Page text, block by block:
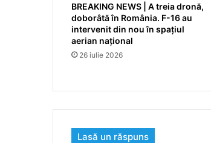
BREAKING NEWS | A treia dronă,
doborâtă în România. F-16 au
intervenit din nou în spațiul
aerian național
26 iulie 2026
Lasă un răspuns